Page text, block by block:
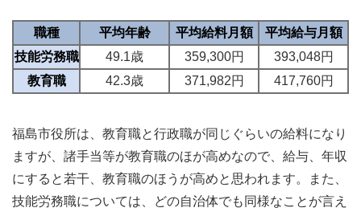
職種 平均年齢 平均給料月額
平均給与月額
技能労務職
49.1歳 359,300円
393,048円
教育職
42.3歳 371,982円 417,760円
福島市役所は、教育職と行政職が同じぐらいの給料になり
ますが、諸手当等が教育職のほが高めなので、給与、年収
にすると若干、教育職のほうが高めと思われます。また、
技能労務職については、どの自治体でも同様なことが言え